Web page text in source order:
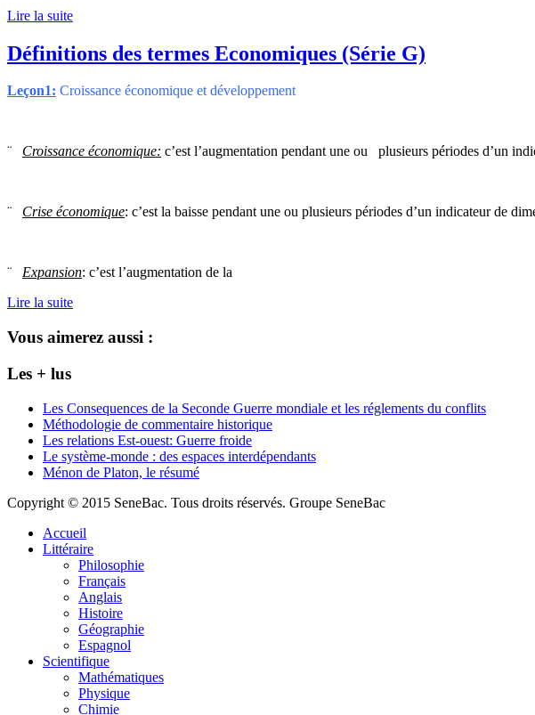
Lire la suite
Définitions des termes Economiques (Série G)
Leçon1: Croissance économique et développement
¨ Croissance économique: c’est l’augmentation pendant une ou plusieurs périodes d’un
¨ Crise économique: c’est la baisse pendant une ou plusieurs périodes d’un indicateur de
¨ Expansion: c’est l’augmentation de la
Lire la suite
Vous aimerez aussi :
Les + lus
Les Consequences de la Seconde Guerre mondiale et les réglements du conflits
Méthodologie de commentaire historique
Les relations Est-ouest: Guerre froide
Le système-monde : des espaces interdépendants
Ménon de Platon, le résumé
Copyright © 2015 SeneBac. Tous droits réservés. Groupe SeneBac
Accueil
Littéraire
Philosophie
Français
Anglais
Histoire
Géographie
Espagnol
Scientifique
Mathématiques
Physique
Chimie